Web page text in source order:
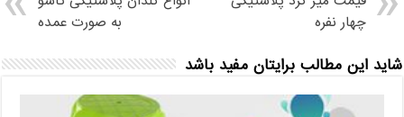
چهار نفره
به صورت عمده
شاید این مطالب برایتان مفید باشد